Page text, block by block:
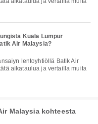
Kuala Lumpur
Air Malaysia?
aikataulua ja vertailla muita
Malaysia kohteesta